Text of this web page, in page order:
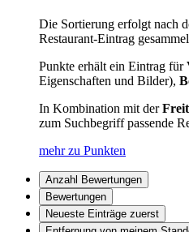
Die Sortierung erfolgt nach
Restaurant-Eintrag
Punkte erhält ein Eintrag für
Eigenschaften und Bilder),
In Kombination mit der
zum Suchbegriff passende
mehr zu Punkten
Anzahl Bewertungen
Bewertungen
Neueste Einträge zuerst